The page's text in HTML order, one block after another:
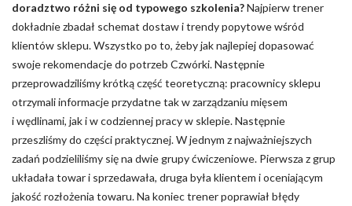
doradztwo różni się od typowego szkolenia?Najpierw trener
dokładnie zbadał schemat dostaw i trendy popytowe wśród
klientów sklepu. Wszystko po to, żeby jak najlepiej dopasować
swoje rekomendacje do potrzeb Czwórki. Następnie
przeprowadziliśmy krótką część teoretyczną: pracownicy sklepu
otrzymali informacje przydatne tak w zarządzaniu mięsem
i wędlinami, jak i w codziennej pracy w sklepie. Następnie
przeszliśmy do części praktycznej. W jednym z najważniejszych
zadań podzieliliśmy się na dwie grupy ćwiczeniowe. Pierwsza z grup
układała towar i sprzedawała, druga była klientem i oceniającym
jakość rozłożenia towaru. Na koniec trener poprawiał błędy
Zapisz moje preferencje
Akceptuj wszystko